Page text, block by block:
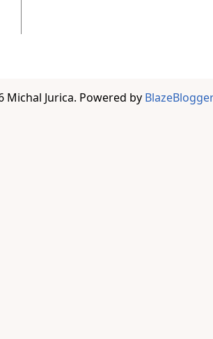
Michal Jurica. Powered by BlazeBlogger